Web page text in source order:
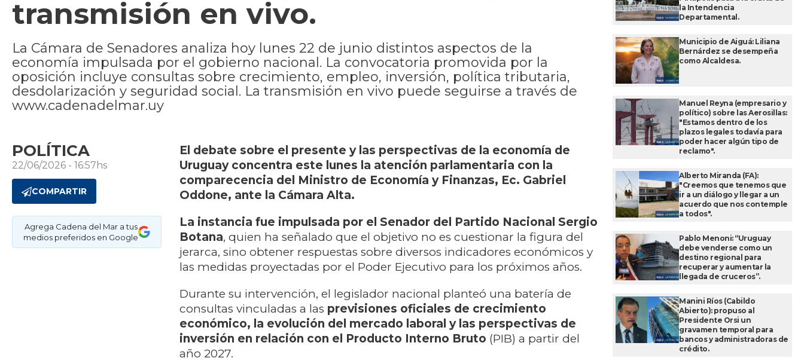
transmisión en vivo.
La Cámara de Senadores analiza hoy lunes 22 de junio distintos aspectos de la
economía impulsada por el gobierno nacional. La convocatoria promovida por la
oposición incluye consultas sobre crecimiento, empleo, inversión, política tributaria,
desdolarización y seguridad social. La transmisión en vivo puede seguirse a través de
www.cadenadelmar.uy
POLÍTICA
22/06/2026 - 16:57hs
COMPARTIR
Agrega Cadena del Mar a tus
medios preferidos en Google
El debate sobre el presente y las perspectivas de la economía de
Uruguay concentra este lunes la atención parlamentaria con la
comparecencia del Ministro de Economía y Finanzas, Ec. Gabriel
Oddone, ante la Cámara Alta.
La instancia fue impulsada por el Senador del Partido Nacional Sergio
Botana, quien ha señalado que el objetivo no es cuestionar la figura del
jerarca, sino obtener respuestas sobre diversos indicadores económicos y
las medidas proyectadas por el Poder Ejecutivo para los próximos años.
Durante su intervención, el legislador nacional planteó una batería de
consultas vinculadas a las previsiones oficiales de crecimiento
económico, la evolución del mercado laboral y las perspectivas de
inversión en relación con el Producto Interno Bruto (PIB) a partir del
año 2027.
la Intendencia
Departamental.
Municipio de Aiguá: Liliana
Bernárdez se desempeña
como Alcaldesa.
Manuel Reyna (empresario y
político) sobre las Aerosillas:
"Estamos dentro de los
plazos legales todavía para
poder hacer algún tipo de
reclamo".
Alberto Miranda (FA):
"Creemos que tenemos que
ir a un diálogo y llegar a un
acuerdo que nos contemple
a todos".
Pablo Menoni: “Uruguay
debe venderse como un
destino regional para
recuperar y aumentar la
llegada de cruceros”.
Manini Ríos (Cabildo
Abierto): propuso al
Presidente Orsi un
gravamen temporal para
bancos y administradoras de
crédito.